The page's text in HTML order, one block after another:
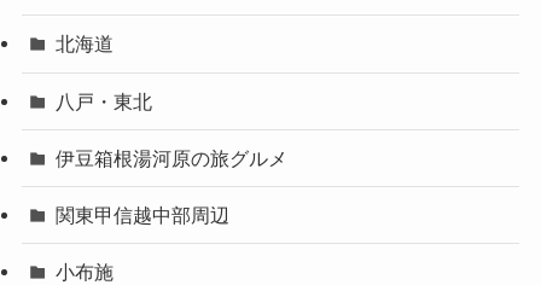
北海道
八戸・東北
伊豆箱根湯河原の旅グルメ
関東甲信越中部周辺
小布施